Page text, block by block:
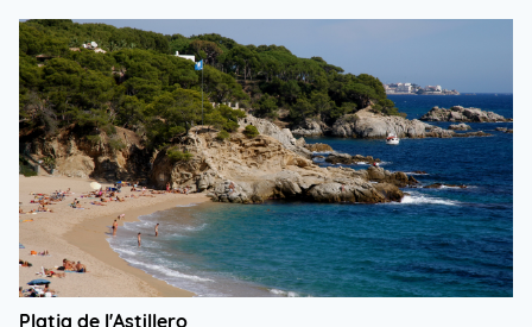
Platja de l'Astillero